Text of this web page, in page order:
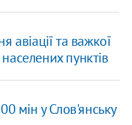
та важкої
пунктів
мін у Слов'янську